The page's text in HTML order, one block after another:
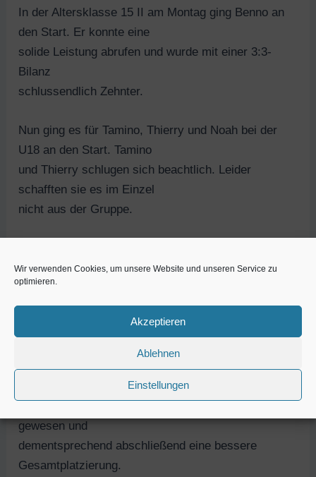
Wir verwenden Cookies, um unsere Website und unseren Service zu
optimieren.
Akzeptieren
Ablehnen
Einstellungen
In der Altersklasse 15 II am Montag ging Benno an
den Start. Er konnte eine
solide Leistung abrufen und wurde mit einer 3:3-
Bilanz
schlussendlich Zehnter.
Nun ging es für Tamino, Thierry und Noah bei der
U18 an den Start. Tamino
und Thierry schlugen sich beachtlich. Leider
schafften sie es im Einzel
nicht aus der Gruppe.
Noah durfte sich in der Gruppenphase wieder mit
Frederic messen und
steigerte sich im Vergleich zum Samstag erheblich.
Gruppenspiel um den Gruppensieg denkbar knapp in
gewesen und
dementsprechend abschließend eine bessere
Gesamtplatzierung.